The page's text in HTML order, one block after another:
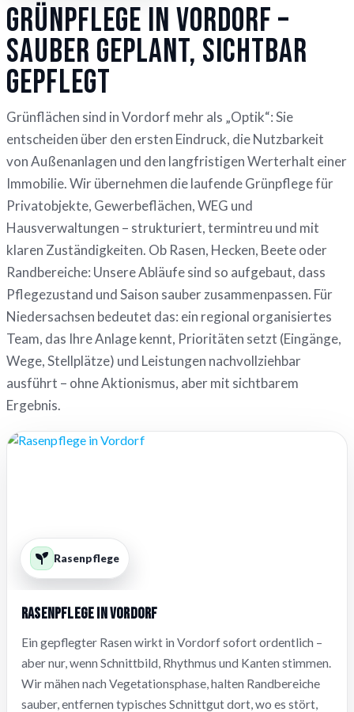
Grünpflege in Vordorf –
sauber geplant, sichtbar
gepflegt
Grünflächen sind in Vordorf mehr als „Optik“: Sie
entscheiden über den ersten Eindruck, die Nutzbarkeit
von Außenanlagen und den langfristigen Werterhalt einer
Immobilie. Wir übernehmen die laufende Grünpflege für
Privatobjekte, Gewerbeflächen, WEG und
Hausverwaltungen – strukturiert, termintreu und mit
klaren Zuständigkeiten. Ob Rasen, Hecken, Beete oder
Randbereiche: Unsere Abläufe sind so aufgebaut, dass
Pflegezustand und Saison sauber zusammenpassen. Für
Niedersachsen bedeutet das: ein regional organisiertes
Team, das Ihre Anlage kennt, Prioritäten setzt (Eingänge,
Wege, Stellplätze) und Leistungen nachvollziehbar
ausführt – ohne Aktionismus, aber mit sichtbarem
Ergebnis.
Rasenpflege
Rasenpflege in Vordorf
Ein gepflegter Rasen wirkt in Vordorf sofort ordentlich –
aber nur, wenn Schnittbild, Rhythmus und Kanten stimmen.
Wir mähen nach Vegetationsphase, halten Randbereiche
sauber, entfernen typisches Schnittgut dort, wo es stört,